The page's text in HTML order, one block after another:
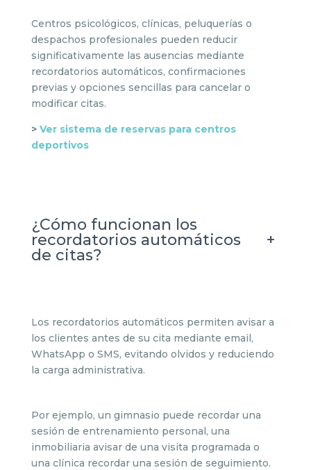
Centros psicológicos, clínicas, peluquerías o
despachos profesionales pueden reducir
significativamente las ausencias mediante
recordatorios automáticos, confirmaciones
previas y opciones sencillas para cancelar o
modificar citas.
> Ver sistema de reservas para centros
deportivos
¿Cómo funcionan los
recordatorios automáticos
de citas?
+
Los recordatorios automáticos permiten avisar a
los clientes antes de su cita mediante email,
WhatsApp o SMS, evitando olvidos y reduciendo
la carga administrativa.
Por ejemplo, un gimnasio puede recordar una
sesión de entrenamiento personal, una
inmobiliaria avisar de una visita programada o
una clínica recordar una sesión de seguimiento.